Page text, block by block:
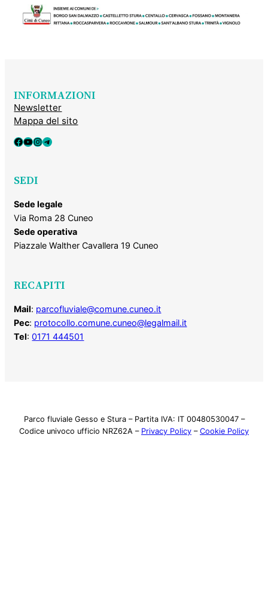
INFORMAZIONI
Newsletter
Mappa del sito
Facebook YouTube InstagramTelegram
SEDI
Sede legale
Via Roma 28 Cuneo
Sede operativa
Piazzale Walther Cavallera 19 Cuneo
RECAPITI
Mail: parcofluviale@comune.cuneo.it
Pec: protocollo.comune.cuneo@legalmail.it
Tel:0171 444501
Parco fluviale Gesso e Stura – Partita IVA: IT 00480530047 –
Codice univoco ufficio NRZ62A – Privacy Policy – Cookie Policy